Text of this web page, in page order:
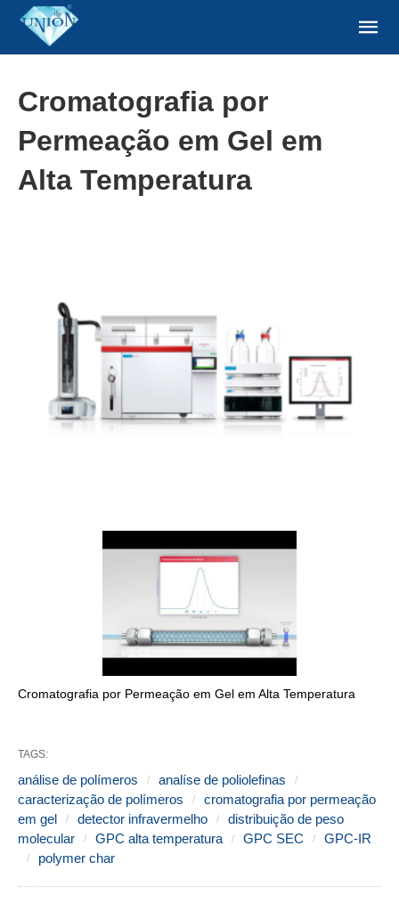
Cromatografia por
Permeação em Gel em
Alta Temperatura
Cromatografia por Permeação em Gel em Alta Temperatura
TAGS:
análise de polímeros
analíse de poliolefinas
caracterização de polímeros
cromatografia por permeação
em gel
detector infravermelho
distribuição de peso
molecular
GPC alta temperatura GPC SEC
GPC-IR
polymer char